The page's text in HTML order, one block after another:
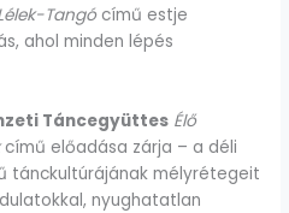
Tangócímű estje
ahol minden lépés
Táncegyüttes Élő
című előadása zárja – a déli
tánckultúrájának mélyrétegeit
nyughatatlan